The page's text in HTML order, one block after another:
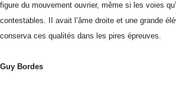
figure du mouvement ouvrier, même si les voies
contestables. II avait l’âme droite et une grande
conserva ces qualités dans les pires épreuves.
Guy Bordes